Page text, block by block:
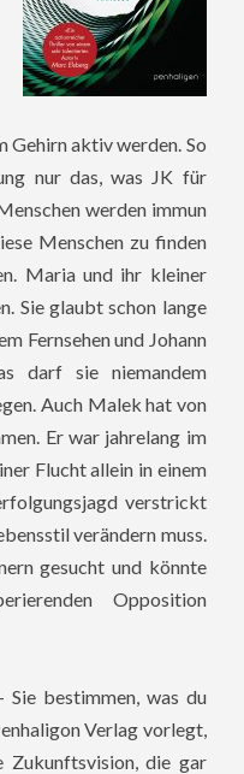
Gehirn aktiv werden. So
nur das, was JK für
werden immun
Menschen zu finden
Maria und ihr kleiner
Sie glaubt schon lange
Fernsehen und Johann
darf sie niemandem
Auch Malek hat von
Er war jahrelang im
Flucht allein in einem
verstrickt
verändern muss.
gesucht und könnte
Opposition
bestimmen, was du
Verlag vorlegt,
Zukunftsvision, die gar